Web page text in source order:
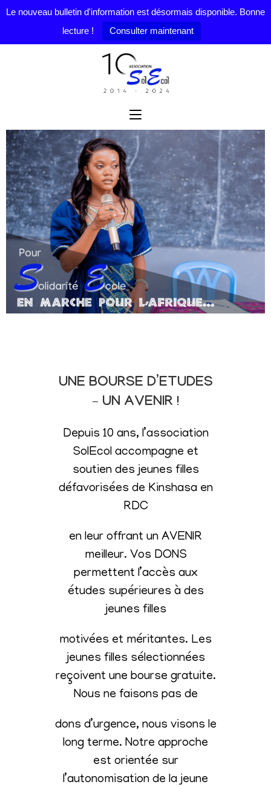
Le nouveau bulletin d'information est désormais disponible. Bonne
lecture !
Consulter maintenant
UNE BOURSE D’ETUDES
– UN AVENIR !
Depuis 10 ans, l’association
SolEcol accompagne et
soutien des jeunes filles
défavorisées de Kinshasa en
RDC
en leur offrant un AVENIR
meilleur. Vos DONS
permettent l’accès aux
études supérieures à des
jeunes filles
motivées et méritantes. Les
jeunes filles sélectionnées
reçoivent une bourse gratuite.
Nous ne faisons pas de
dons d’urgence, nous visons le
long terme. Notre approche
est orientée sur
l’autonomisation de la jeune